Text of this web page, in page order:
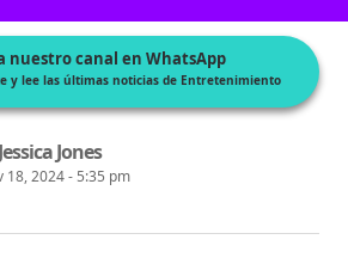
nuestro canal en WhatsApp
y lee las últimas noticias de Entretenimiento
Jessica Jones
18, 2024 - 5:35 pm